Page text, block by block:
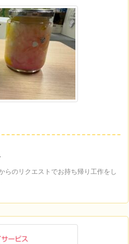
らのリクエストでお持ち帰り工作をし